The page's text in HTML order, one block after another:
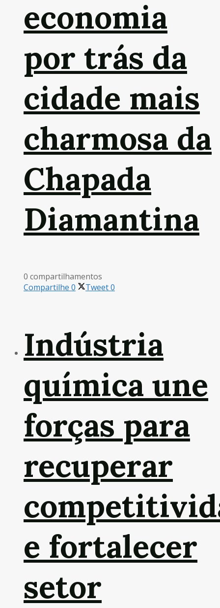
economia
por trás da
cidade mais
charmosa da
Chapada
Diamantina
0 compartilhamentos
Compartilhe 0 Tweet0
Indústria
química une
forças para
recuperar
e fortalecer
setor